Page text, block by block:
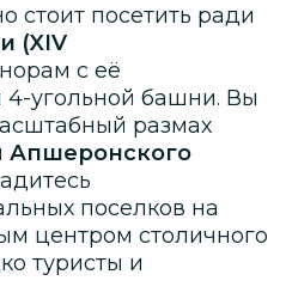
стоит посетить ради
(XIV
с её
4-угольной башни. Вы
размах
Апшеронского
поселков на
центром столичного
туристы и